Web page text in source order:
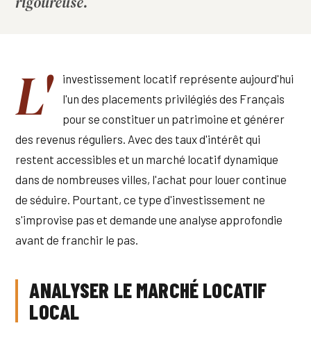
L'
investissement locatif représente aujourd'hui
l'un des placements privilégiés des Français
pour se constituer un patrimoine et générer
des revenus réguliers. Avec des taux d'intérêt qui
restent accessibles et un marché locatif dynamique
dans de nombreuses villes, l'achat pour louer continue
de séduire. Pourtant, ce type d'investissement ne
s'improvise pas et demande une analyse approfondie
avant de franchir le pas.
ANALYSER LE MARCHÉ LOCATIF
LOCAL